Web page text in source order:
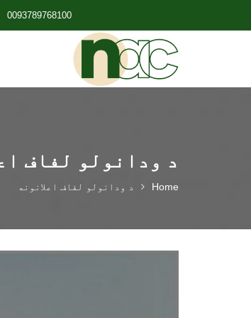
0093789768100
د ودانولو لفاف
Home د ودانولو لفاف اعلانونه